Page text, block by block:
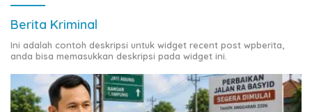
Berita Kriminal
Ini adalah contoh deskripsi untuk widget recent post wpberita,
anda bisa memasukkan deskripsi pada widget ini.